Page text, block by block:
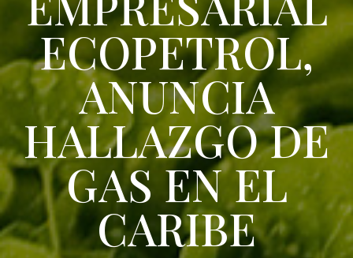
ECOPETROL,
ANUNCIA
HALLAZGO DE
GAS EN EL
CARIBE